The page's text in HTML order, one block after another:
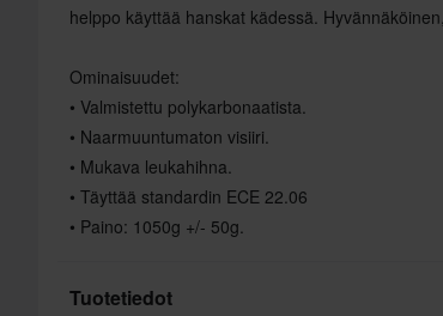
helppo käyttää hanskat kädessä.
Ominaisuudet:
• Valmistettu polykarbonaatista.
• Naarmuuntumaton visiiri.
• Mukava leukahihna.
• Täyttää standardin ECE 22.06
• Paino: 1050g +/- 50g.
Tuotetiedot